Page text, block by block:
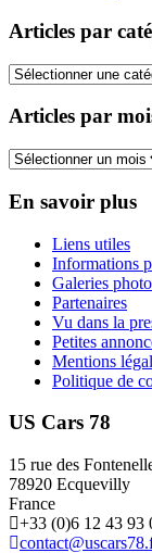
Articles par
Articles
catégorie
Articles par
Articles
mois
En savoir plus
Liens utiles
Informations
Galeries
Partenaires
Vu dans la
Petites
Mentions
Politique de
US Cars 78
15 rue des
78920 Ecquevilly
France
+33 (0)6 12 43 93